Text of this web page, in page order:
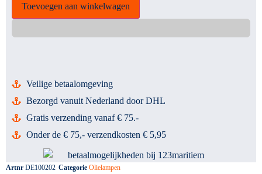
Toevoegen aan winkelwagen
Veilige betaalomgeving
Bezorgd vanuit Nederland door DHL
Gratis verzending vanaf € 75.-
Onder de € 75,- verzendkosten € 5,95
Artnr DE100202 Categorie Olielampen